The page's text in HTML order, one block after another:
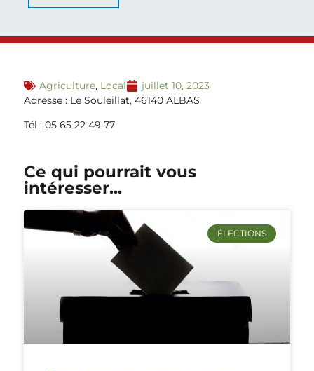
Agriculture, Local
juillet 10, 2023
Adresse : Le Souleillat, 46140 ALBAS
Tél : 05 65 22 49 77
Ce qui pourrait vous
intéresser...
ÉLECTIONS